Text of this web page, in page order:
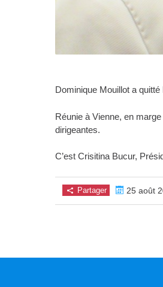
Dominique Mouillot a
Réunie à Vienne, en
dirigeantes.
C’est Crisitina Bucur,
Partager 25 août